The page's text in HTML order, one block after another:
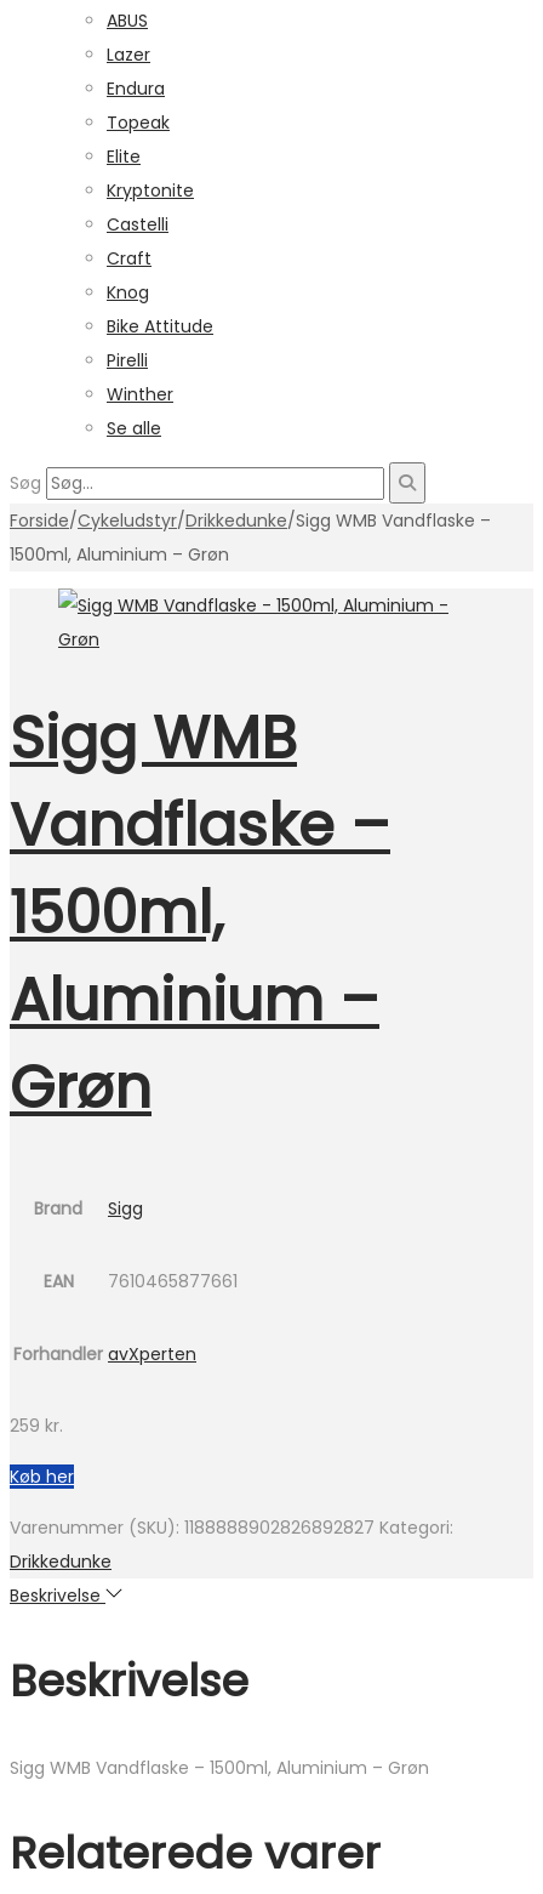
ABUS
Lazer
Endura
Topeak
Elite
Kryptonite
Castelli
Craft
Knog
Bike Attitude
Pirelli
Winther
Se alle
Søg
Forside/Cykeludstyr/Drikkedunke/Sigg WMB Vandflaske –
1500ml, Aluminium – Grøn
Sigg WMB
Vandflaske –
1500ml,
Aluminium –
Grøn
Brand Sigg
EAN 7610465877661
Forhandler avXperten
259 kr.
Køb her
Varenummer (SKU): 1188888902826892827 Kategori:
Drikkedunke
Beskrivelse
Beskrivelse
Sigg WMB Vandflaske – 1500ml, Aluminium – Grøn
Relaterede varer